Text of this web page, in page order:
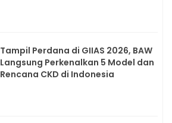
Tampil Perdana di GIIAS 2026, BAW
Langsung Perkenalkan 5 Model dan
Rencana CKD di Indonesia